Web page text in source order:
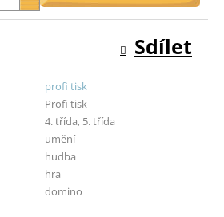
profi tisk
Profi tisk
4. třída, 5. třída
umění
hudba
hra
domino
Sdílet